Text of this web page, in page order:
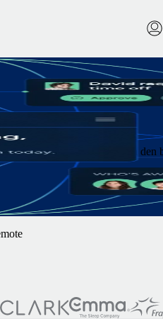
sich auf die Suche nach